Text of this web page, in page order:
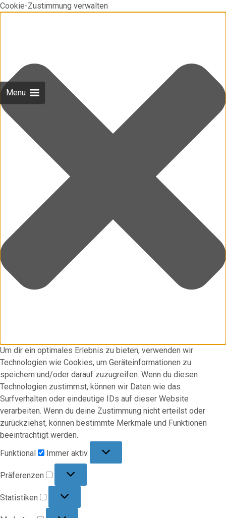
Cookie-Zustimmung verwalten
Um dir ein optimales Erlebnis zu bieten, verwenden wir
Technologien wie Cookies, um Geräteinformationen zu
speichern und/oder darauf zuzugreifen. Wenn du diesen
Technologien zustimmst, können wir Daten wie das
Surfverhalten oder eindeutige IDs auf dieser Website
verarbeiten. Wenn du deine Zustimmung nicht erteilst oder
zurückziehst, können bestimmte Merkmale und Funktionen
beeinträchtigt werden.
Funktional
Immer aktiv
Präferenzen
Statistiken
Menu